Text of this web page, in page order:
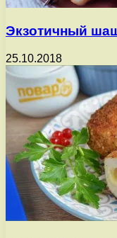
Экзотичный
25.10.2018